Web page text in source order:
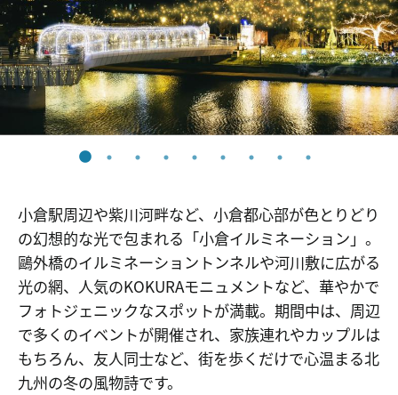
小倉駅周辺や紫川河畔など、小倉都心部が色とりどり
の幻想的な光で包まれる「小倉イルミネーション」。
鷗外橋のイルミネーショントンネルや河川敷に広がる
光の網、人気のKOKURAモニュメントなど、華やかで
フォトジェニックなスポットが満載。期間中は、周辺
で多くのイベントが開催され、家族連れやカップルは
もちろん、友人同士など、街を歩くだけで心温まる北
九州の冬の風物詩です。